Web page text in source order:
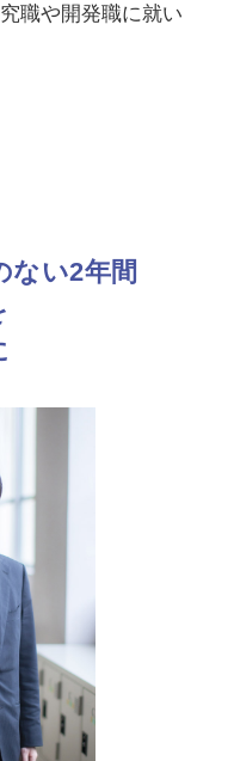
職や開発職に就い
ない2年間